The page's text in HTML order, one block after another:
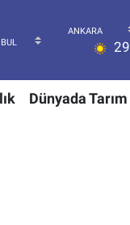
29
Dünyada Tarım